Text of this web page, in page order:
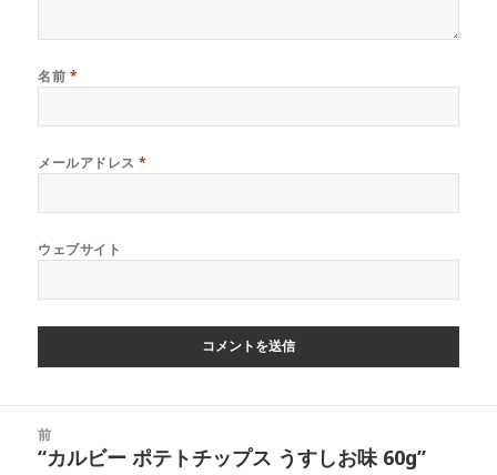
名前 *
メールアドレス*
ウェブサイト
前
前
“カルビー ポテトチップス うすしお味 60g”